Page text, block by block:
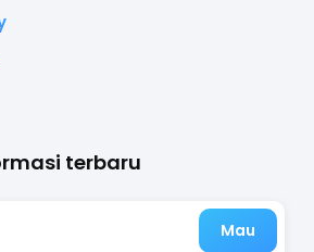
terbaru